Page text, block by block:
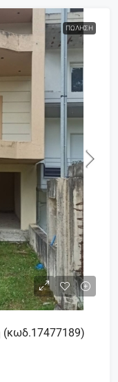
ΠΏΛΗΣΗ
(κωδ.17477189)